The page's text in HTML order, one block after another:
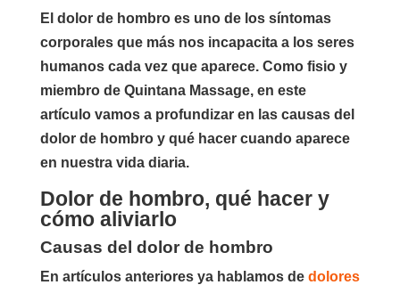
El dolor de hombro es uno de los síntomas
corporales que más nos incapacita a los seres
humanos cada vez que aparece. Como fisio y
miembro de Quintana Massage, en este
artículo vamos a profundizar en las causas del
dolor de hombro y qué hacer cuando aparece
en nuestra vida diaria.
Dolor de hombro, qué hacer y
cómo aliviarlo
Causas del dolor de hombro
En artículos anteriores ya hablamos de dolores